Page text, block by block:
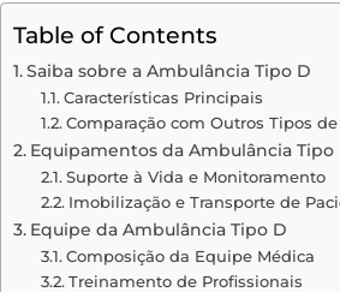
Table of Contents
Saiba sobre a Ambulância Tipo D
Características Principais
Comparação com Outros Tipos
Equipamentos da Ambulância Tipo
Suporte à Vida e Monitoramento
Imobilização e Transporte de
Equipe da Ambulância Tipo D
Composição da Equipe Médica
Treinamento de Profissionais